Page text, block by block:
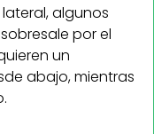
algunos
por el
un
abajo, mientras